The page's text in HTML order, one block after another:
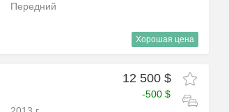
Передний
Хорошая цена
12 500 $
-500 $